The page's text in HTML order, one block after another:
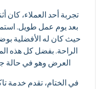
تجربة أحد العملاء، كان
بعد يوم عمل طويل.
حيث كان له الأفضلية
الراحة. بفضل كل هذه
العرض وهو في حالة
في الختام، تقدم خدمة